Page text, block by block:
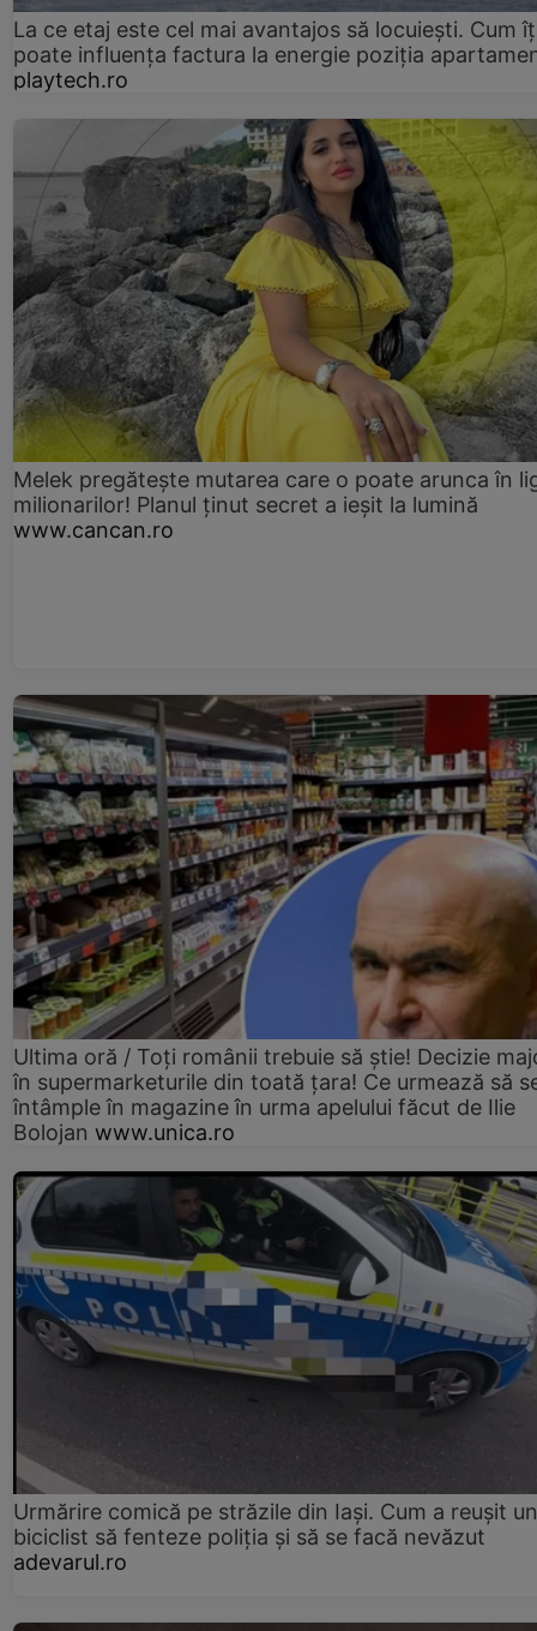
La ce etaj este cel mai avantajos să locuiești. Cum
poate influența factura la energie poziția
playtech.ro
Melek pregătește mutarea care o poate arunca în
milionarilor! Planul ținut secret a ieșit la lumină
www.cancan.ro
Ultima oră / Toți românii trebuie să știe! Decizie
în supermarketurile din toată țara! Ce urmează să
întâmple în magazine în urma apelului făcut de Ilie
Bolojan www.unica.ro
Urmărire comică pe străzile din Iași. Cum a reușit un
biciclist să fenteze poliția și să se facă nevăzut
adevarul.ro